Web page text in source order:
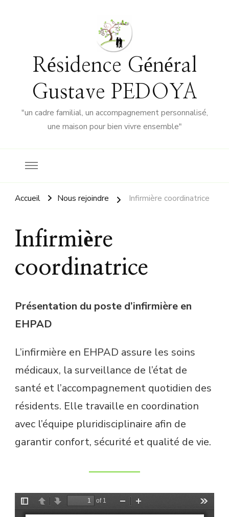
Résidence Général
Gustave PEDOYA
"un cadre familial, un accompagnement personnalisé,
une maison pour bien vivre ensemble"
Accueil Nous rejoindre Infirmière coordinatrice
Infirmière
coordinatrice
Présentation du poste d’infirmière en
EHPAD
L’infirmière en EHPAD assure les soins
médicaux, la surveillance de l’état de
santé et l’accompagnement quotidien des
résidents. Elle travaille en coordination
avec l’équipe pluridisciplinaire afin de
garantir confort, sécurité et qualité de vie.